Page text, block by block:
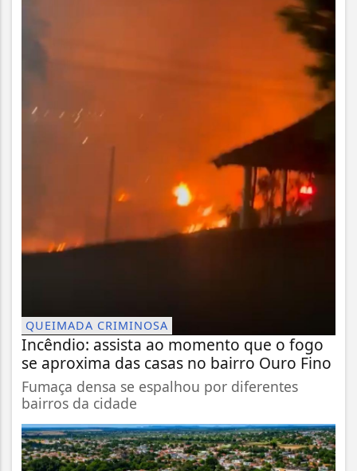
QUEIMADA CRIMINOSA
Incêndio: assista ao momento que o fogo
se aproxima das casas no bairro Ouro Fino
Fumaça densa se espalhou por diferentes
bairros da cidade